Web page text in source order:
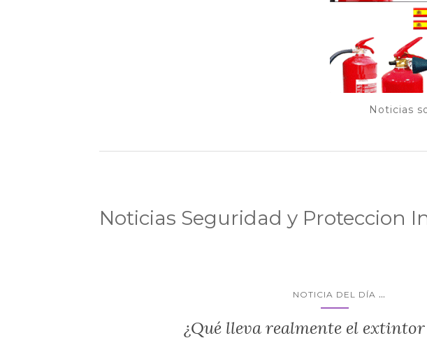
Noticias
Noticias Seguridad y Proteccion
NOTICIA DEL DÍA ...
¿Qué lleva realmente el extintor